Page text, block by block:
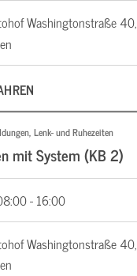
Washingtonstraße 40,
Lenk- und Ruhezeiten
mit System (KB 2)
- 16:00
Washingtonstraße 40,